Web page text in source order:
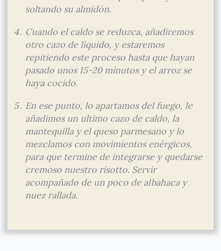
soltando su almidón.
Cuando el caldo se reduzca, añadiremos
otro cazo de líquido, y estaremos
repitiendo este proceso hasta que hayan
pasado unos 15-20 minutos y el arroz se
haya cocido.
En ese punto, lo apartamos del fuego, le
añadimos un ultimo cazo de caldo, la
mantequilla y el queso parmesano y lo
mezclamos con movimientos enérgicos,
para que termine de integrarse y quedarse
cremoso nuestro risotto. Servir
acompañado de un poco de albahaca y
nuez rallada.